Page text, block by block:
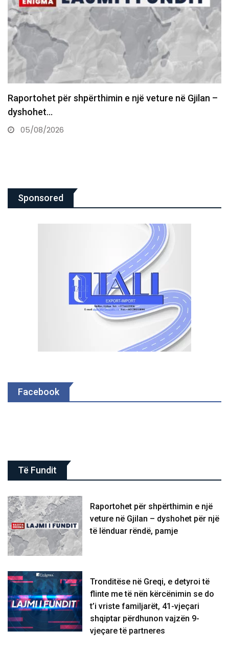
Tronditëse në Greqi, e detyroi të flinte me të nën…
05/08/2026
Sponsored
Facebook
Të Fundit
Raportohet për shpërthimin e një
veture në Gjilan – dyshohet për një
të lënduar rëndë, pamje
Tronditëse në Greqi, e detyroi të
flinte me të nën kërcënimin se do
t’i vriste familjarët, 41-vjeçari
shqiptar përdhunon vajzën 9-
vjeçare të partneres